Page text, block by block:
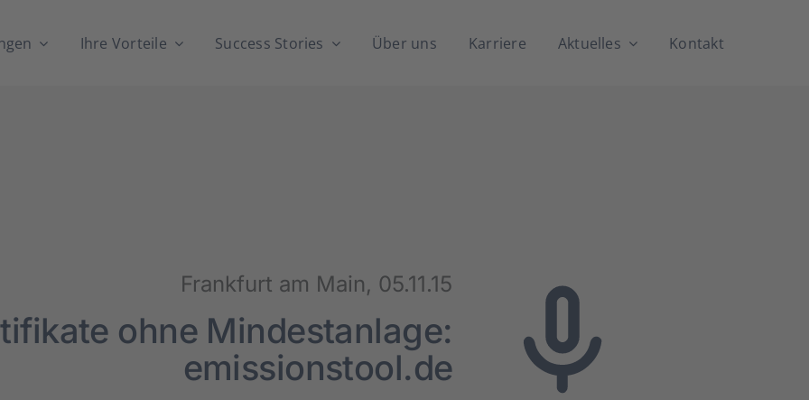
Ihre Vor­tei­le Suc­cess Sto­ries Über uns Kar­rie­re Aktu­el­les Kon­takt
Frank­furt am Main, 05.11.15
ohne Min­dest­an­la­ge:
emissionstool.de